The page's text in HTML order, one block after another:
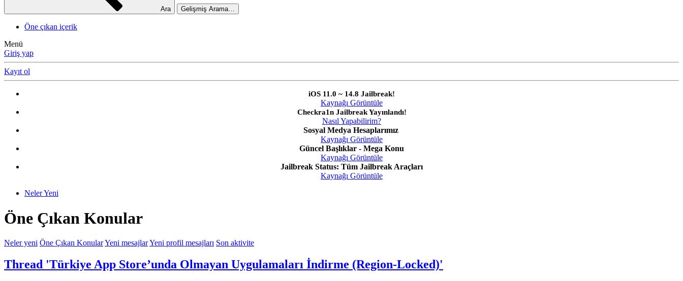
Ara Gelişmiş Arama…
Öne çıkan içerik
Menü
Giriş yap
Kayıt ol
iOS 11.0 ~ 14.8 Jailbreak!
Kaynağı Görüntüle
Checkra1n Jailbreak Yayınlandı!
Nasıl Yapabilirim?
Sosyal Medya Hesaplarımız
Kaynağı Görüntüle
Güncel Başlıklar - Mega Konu
Kaynağı Görüntüle
Jailbreak Status: Tüm Jailbreak Araçları
Kaynağı Görüntüle
Neler Yeni
Öne Çıkan Konular
Neler yeni Öne Çıkan KonularYeni mesajlarYeni profil mesajları Son aktivite
Thread 'Türkiye App Store’unda Olmayan Uygulamaları İndirme (Region-Locked)'